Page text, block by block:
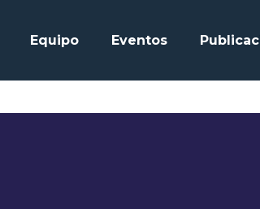
Equipo Eventos